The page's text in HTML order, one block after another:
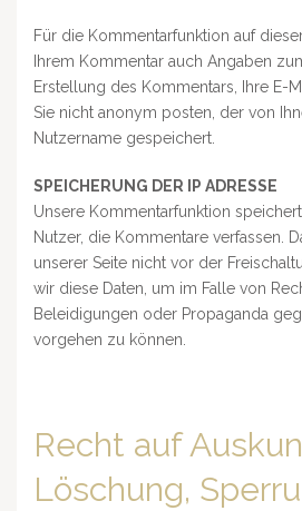
Für die Kommentarfunktion auf
Ihrem Kommentar auch Angaben
Erstellung des Kommentars, Ihre E-
Sie nicht anonym posten, der von
Nutzername gespeichert.
SPEICHERUNG DER IP ADRESSE
Unsere Kommentarfunktion
Nutzer, die Kommentare verfassen.
unserer Seite nicht vor der
wir diese Daten, um im Falle von
Beleidigungen oder Propaganda
vorgehen zu können.
Recht auf
Löschung,